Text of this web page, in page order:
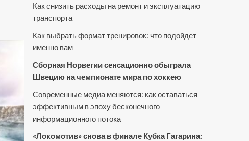
Как снизить расходы на ремонт и эксплуатацию
транспорта
Как выбрать формат тренировок: что подойдет
именно вам
Сборная Норвегии сенсационно обыграла
Швецию на чемпионате мира по хоккею
Современные медиа меняются: как оставаться
эффективным в эпоху бесконечного
информационного потока
«Локомотив» снова в финале Кубка Гагарина: